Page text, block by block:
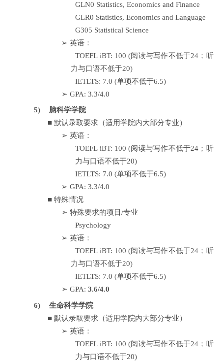
GLN0 Statistics, Economics and Finance
GLR0 Statistics, Economics and Language
G305 Statistical Science
➢ 英语：
TOEFL iBT: 100 (阅读与写作不低于24 ；听
力与口语不低于20)
IETLTS: 7.0 (单项不低于6.5)
➢ GPA: 3.3/4.0
5)
脑科学学院
■ 默认录取要求（适用学院内大部分专业）
➢ 英语：
TOEFL iBT: 100 (阅读与写作不低于24 ；听
力与口语不低于20)
IETLTS: 7.0 (单项不低于6.5)
➢ GPA: 3.3/4.0
■ 特殊情况
➢ 特殊要求的项目/专业
Psychology
➢ 英语：
TOEFL iBT: 100 (阅读与写作不低于24 ；听
力与口语不低于20)
IETLTS: 7.0 (单项不低于6.5)
➢ GPA:3.6/4.0
6)
生命科学学院
■ 默认录取要求（适用学院内大部分专业）
➢ 英语：
TOEFL iBT: 100 (阅读与写作不低于24 ；听
力与口语不低于20)